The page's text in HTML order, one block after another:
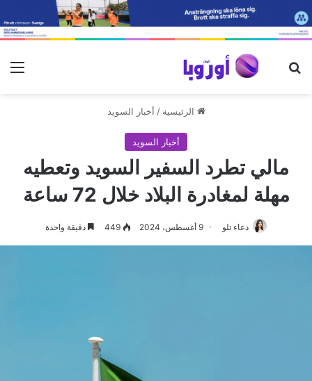
بحث عن
الرئيسية / أخبار السويد
أخبار السويد
مالي تطرد السفير السويد وتعطيه
مهلة لمغادرة البلاد خلال 72 ساعة
دعاء تلو 9 أغسطس، 2024 449 دقيقة واحدة